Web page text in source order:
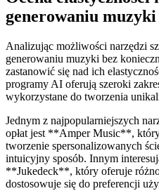
generowaniu muzyki
Analizując możliwości narzędzi
generowaniu muzyki bez
zastanowić się nad ich
programy AI oferują szeroki
wykorzystane do tworzenia
Jednym z najpopularniejszych
opłat jest **Amper Music**,
tworzenie spersonalizowanych
intuicyjny sposób. Innym
**Jukedeck**, który oferuje
dostosowuje się do preferencji